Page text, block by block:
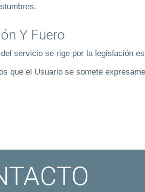
Y Fuero
servicio se rige por la legislación
que el Usuario se somete